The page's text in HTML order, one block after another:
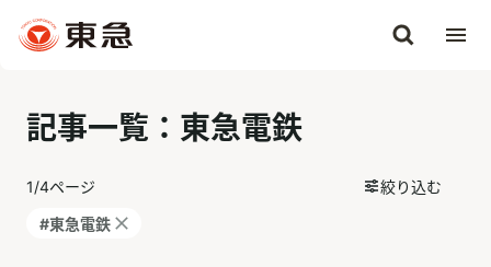
記事一覧：東急電鉄
1/4ページ
絞り込む
#東急電鉄